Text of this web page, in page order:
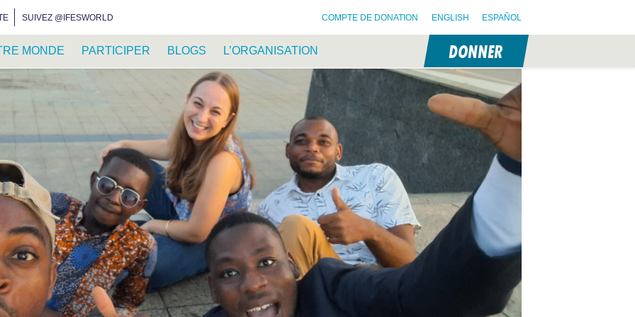
SUIVEZ @IFESWORLD COMPTE DE DONATION ENGLISH ESPAÑOL
MONDE PARTICIPER BLOGS L’ORGANISATION DONNER